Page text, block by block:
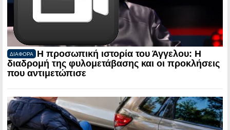
ΔΙΑΦΟΡΑ
Η προσωπική ιστορία του Άγγελου: Η
διαδρομή της φυλομετάβασης και οι προκλήσεις
που αντιμετώπισε